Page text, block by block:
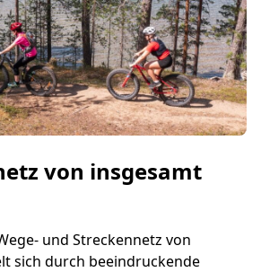
von insgesamt
und Streckennetz von
sich durch beeindruckende